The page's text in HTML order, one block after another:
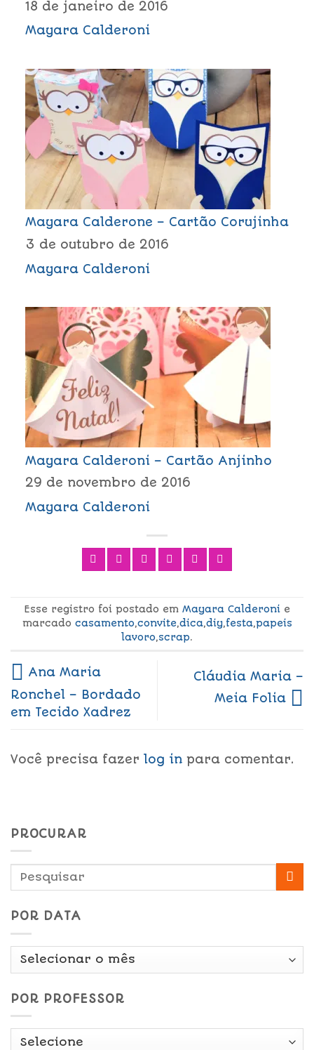
18 de janeiro de 2016
Mayara Calderoni
Mayara Calderone – Cartão Corujinha
3 de outubro de 2016
Mayara Calderoni
Mayara Calderoni – Cartão Anjinho
29 de novembro de 2016
Mayara Calderoni
Esse registro foi postado em Mayara Calderoni e
marcado casamento,convite,dica,diy,festa,papeis
lavoro,scrap.
Ana Maria
Ronchel – Bordado
em Tecido Xadrez
Cláudia Maria –
Meia Folia
Você precisa fazer log in para comentar.
PROCURAR
POR DATA
Por
POR PROFESSOR